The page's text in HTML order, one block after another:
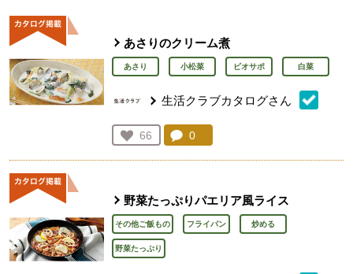
あさりのクリーム煮
あさり 小松菜 ビオサポ 白菜
生活クラブカタログさん
お気に入り登録：
66
人が登録
コメント：
0
野菜たっぷりパエリア風ライス
その他ご飯もの フライパン 炒める
野菜たっぷり